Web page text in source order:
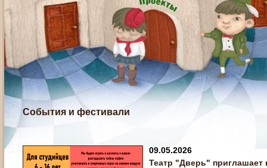
События и фестивали
09.05.2026
Театр "Дверь" приглашает